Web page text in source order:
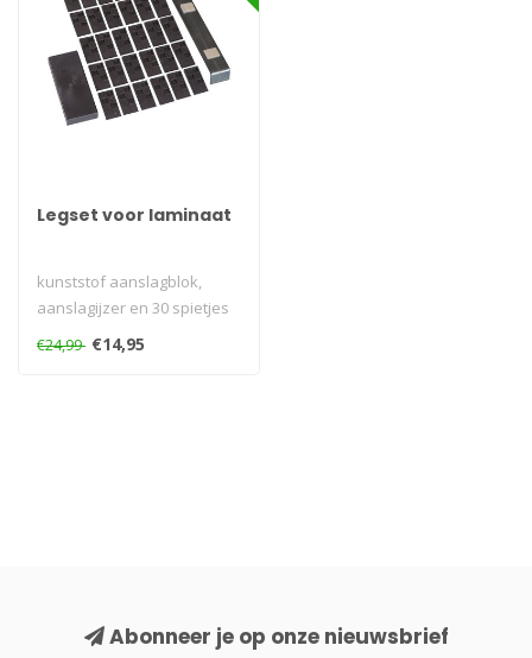
Legset voor laminaat
kunststof aanslagblok,
aanslagijzer en 30 spietjes
€24,99 €14,95
Abonneer je op onze nieuwsbrief